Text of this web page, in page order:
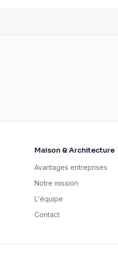
Maison & Architecture
Avantages entreprises
Notre mission
L'équipe
Contact